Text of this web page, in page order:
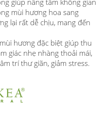
giúp nâng tầm không gian
mùi hương hoa sang
lại rất dễ chịu, mang đến
hương đặc biệt giúp thu
giác nhẹ nhàng thoải mái,
trí thư giãn, giảm stress.